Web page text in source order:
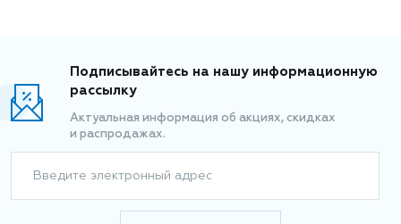
Подписывайтесь на нашу информационную
рассылку
Актуальная информация об акциях, скидках
и распродажах.
Введите электронный адрес